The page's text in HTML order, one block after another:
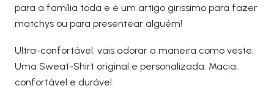
para a família toda e é um artigo girissimo para fazer
matchys ou para presentear alguém!
Ultra-confortável, vais adorar a maneira como veste.
Uma Sweat-Shirt original e personalizada. Macia,
confortável e durável.